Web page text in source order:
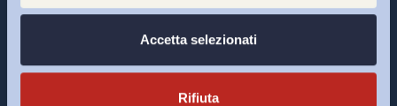
Accetta selezionati
Rifiuta
Interventi ADAPT